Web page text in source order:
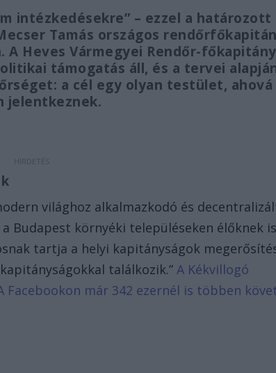
intézkedésekre” – ezzel a határozott
Tamás országos
Heves Vármegyei Rendőr-
támogatás áll, és a tervei
a cél egy olyan testület, ahová
jelentkeznek.
világhoz alkalmazkodó és
Budapest környéki településeken élőknek
tartja a helyi kapitányságok
találkozik.” A Kékvillogó
már 342 ezernél is többen